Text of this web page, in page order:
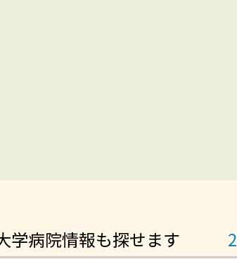
学病院情報も探せます 2